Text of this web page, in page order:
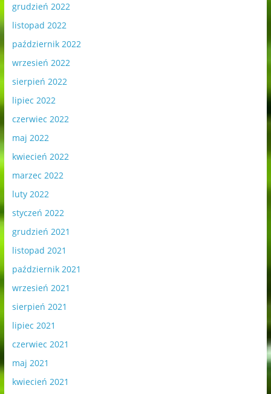
grudzień 2022
listopad 2022
październik 2022
wrzesień 2022
sierpień 2022
lipiec 2022
czerwiec 2022
maj 2022
kwiecień 2022
marzec 2022
luty 2022
styczeń 2022
grudzień 2021
listopad 2021
październik 2021
wrzesień 2021
sierpień 2021
lipiec 2021
czerwiec 2021
maj 2021
kwiecień 2021